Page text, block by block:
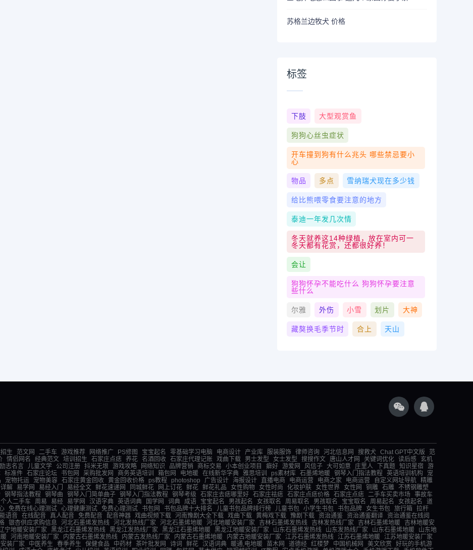
苏格兰边牧犬 价格
标签
下肢 大型观赏鱼
狗狗心丝虫症状
开车撞到狗有什么兆头 哪些禁忌要小
心
物品 多点 雪纳瑞犬现在多少钱
给比熊喂零食要注意的地方
泰迪一年发几次情
冬天就养这14种绿植，放在室内可一
冬天都有花赏，还都很好养！
会让
狗狗怀孕不能吃什么 狗狗怀孕要注意
些什么
尔雅 外伤 小雪 划片 大神
藏獒换毛季节时 合上 天山
生 范文网 二手车 游戏推荐 网络推广 PS修图 宝宝起名 零基础学习电脑 电商设计 产业库 服装服饰 律师咨询 河北信息网 搜救犬 Chat GPT中文版
范
情侣网名 经典范文 培训招生 石家庄点痣 养花 名酒回收 石家庄代理记账 戏曲下载 男士发型 女士发型 搜搜作文 唐山人才网 关键词优化 读后感 玄机
励志名言 儿童文学 公司注册 抖米无垠 游戏攻略 网络知识 品牌营销 商标交易 小本创业项目 癖好 游爱网 风信子 大可如意 庄里人 下真题 知识星宿
游
标准件 石家庄论坛 书包网 采购批发网 商务英语培训 箱包网 电地暖 在线新华字典 雅思培训 ps素材库 石墨烯地暖 钢琴入门指法教程 英语培训机构
宠
宠物托运 宠物美容 石家庄黄金回收 黄金回收价格 ps教程 photoshop 广告设计 海报设计 直播电商 电商运营 电商之家 电商运营 自定义网址导航 精雕
解 易学网 易经入门 易经全文 鲜花速递网 同城鲜花 网上订花 鲜花 鲜花礼品 女性购物 女性时尚 化妆护肤 女性世界 女性网 铜雕 石雕
不锈钢雕塑
钢琴指法教程 钢琴曲 钢琴入门简单曲子 钢琴入门指法教程 钢琴考级 石家庄去痣哪里好 石家庄祛痣 石家庄点痣价格 石家庄点痣 二手车买卖市场
事故车
个人二手车 周易 易经 易学网 汉语字典 英语词典 国学网 词典 成语 宝宝起名 男孩起名 女孩取名 周易取名 男孩取名 宝宝取名 周易起名 女孩起名
道
免费在线心理测试 心理健康测试 免费心理测试 书包网 书包品牌十大排名 儿童书包品牌排行榜 儿童书包 小学生书包 书包品牌 女生书包 旅行箱 拉杆
语音 在线配音 真人配音 免费配音 配音神器 戏曲视频下载 河南豫剧大全下载 戏曲下载 黄梅戏下载 豫剧下载 资治通鉴 资治通鉴翻译
资治通鉴在线阅
银杏供应求购信息 河北石墨烯发热线 河北发热线厂家 河北石墨烯地暖 河北地暖安装厂家 吉林石墨烯发热线 吉林发热线厂家 吉林石墨烯地暖
吉林地暖安
宁地暖安装厂家 黑龙江石墨烯发热线 黑龙江发热线厂家 黑龙江石墨烯地暖 黑龙江地暖安装厂家 山东石墨烯发热线 山东发热线厂家 山东石墨烯地暖
山东地
河南地暖安装厂家 内蒙古石墨烯发热线 内蒙古发热线厂家 内蒙古石墨烯地暖 内蒙古地暖安装厂家 江苏石墨烯发热线 江苏石墨烯地暖
江苏地暖安装厂家
装厂家 中医养生 春季养生 保健食品 中药材 茶叶批发网 诗词 鲜花 汉语词典 暖通,电地暖 苗木网 道德经 红楼梦 中国机械网 美文欣赏
好玩的手机游